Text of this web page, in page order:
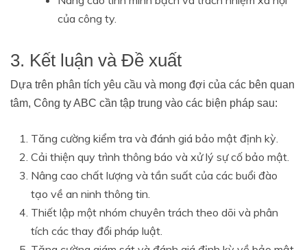
của công ty.
3. Kết luận và Đề xuất
Dựa trên phân tích yêu cầu và mong đợi của các bên quan
tâm, Công ty ABC cần tập trung vào các biện pháp sau:
Tăng cường kiểm tra và đánh giá bảo mật định kỳ.
Cải thiện quy trình thông báo và xử lý sự cố bảo mật.
Nâng cao chất lượng và tần suất của các buổi đào
tạo về an ninh thông tin.
Thiết lập một nhóm chuyên trách theo dõi và phân
tích các thay đổi pháp luật.